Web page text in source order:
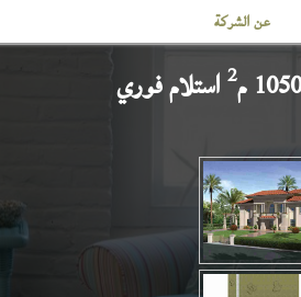
عن الشركة
2 استلام فوري